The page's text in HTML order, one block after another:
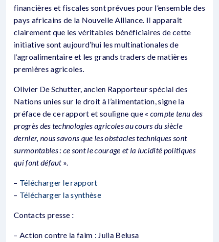
financières et fiscales sont prévues pour l’ensemble des
pays africains de la Nouvelle Alliance. Il apparaît
clairement que les véritables bénéficiaires de cette
initiative sont aujourd’hui les multinationales de
l’agroalimentaire et les grands traders de matières
premières agricoles.
Olivier De Schutter, ancien Rapporteur spécial des
Nations unies sur le droit à l’alimentation, signe la
préface de ce rapport et souligne que « compte tenu des
progrès des technologies agricoles au cours du siècle
dernier, nous savons que les obstacles techniques sont
surmontables : ce sont le courage et la lucidité politiques
qui font défaut ».
– Télécharger le rapport
– Télécharger la synthèse
Contacts presse :
– Action contre la faim : Julia Belusa